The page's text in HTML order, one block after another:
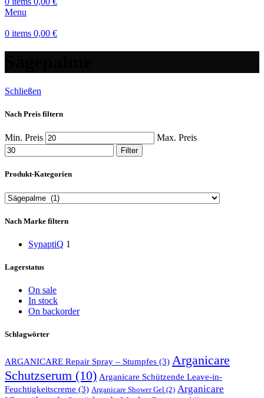
Menu
0 items 0,00 €
Schließen
Nach Preis filtern
Min. Preis Max. Preis
Filter
Produkt-Kategorien
Nach Marke filtern
SynaptiQ 1
Lagerstatus
On sale
In stock
On backorder
Schlagwörter
ARGANICARE Repair Spray – Stumpfes (3) Arganicare
Schutzserum (10) Arganicare Schützende Leave-in-
Feuchtigkeitscreme (3) Arganicare Shower Gel (2) Arganicare